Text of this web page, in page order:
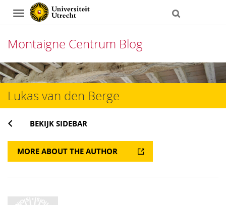
Navigation
Montaigne Centrum Blog
Direct
inhoud
Lukas van den Berge
BEKIJK SIDEBAR
MORE ABOUT THE AUTHOR